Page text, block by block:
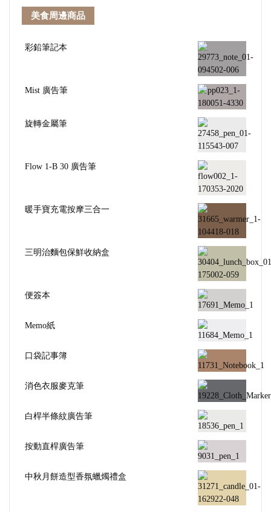
美食周邊商品
彩鉛筆記本
Mist 廣告筆
旋轉金屬筆
Flow 1-B 30 廣告筆
暖手寶充電按摩三合一
三明治麵包保鮮收納盒
便簽本
Memo紙
口袋記事簿
消色衣服麥克筆
白桿半條紋廣告筆
按動直桿廣告筆
中秋月餅造型香氛蠟燭禮盒